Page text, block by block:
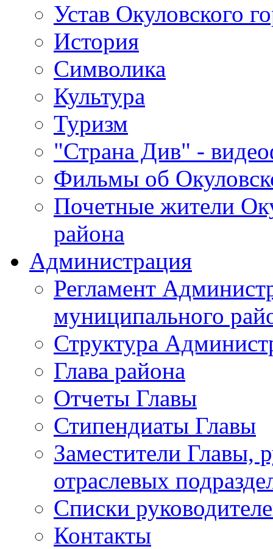
Устав Окуловского
История
Символика
Культура
Туризм
"Страна Див" -
Фильмы об
Почетные жители
района
Администрация
Регламент
муниципального
Структура
Глава района
Отчеты Главы
Стипендиаты Главы
Заместители Главы,
отраслевых
Списки
Контакты